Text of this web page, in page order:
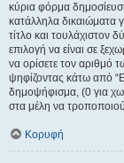
κύρια φόρμα
κατάλληλα δικαιώματα
τίτλο και τουλάχιστον
επιλογή να είναι σε
να ορίσετε τον αριθμό
ψηφίζοντας κάτω από
δημοψήφισμα, (0 για
στα μέλη να
Κορυφή